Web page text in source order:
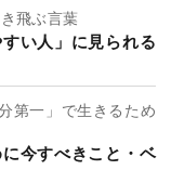
飛ぶ言葉
い人」に見られる
第一」で生きるため
今すべきこと・ベ